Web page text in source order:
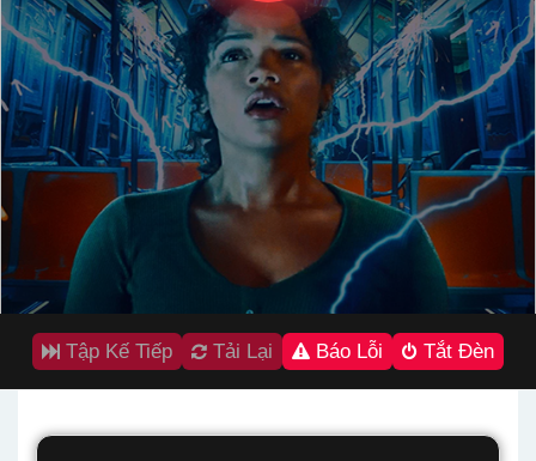
Tập Kế Tiếp Tải Lại Báo Lỗi Tắt Đèn